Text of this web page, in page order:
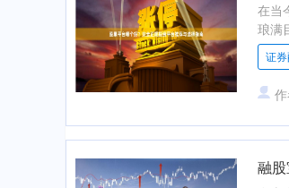
在当
琅满
证
融